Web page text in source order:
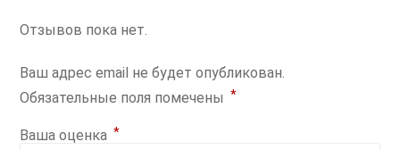
Отзывов пока нет.
Ваш адрес email не будет опубликован.
Обязательные поля помечены *
Ваша оценка *